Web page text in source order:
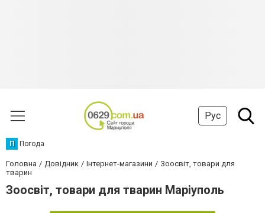
Рус
П Погода
Головна Довідник Інтернет-магазини
Зоосвіт, товари для
тварин
Зоосвіт, товари для тварин Маріуполь